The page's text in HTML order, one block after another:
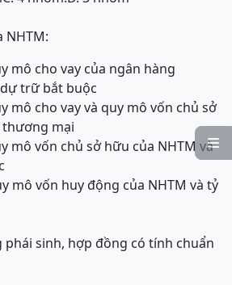

NHTM:
mô cho vay của ngân hàng
trữ bắt buộc
mô cho vay và quy mô vốn chủ sở
mại
mô vốn chủ sở hữu của NHTM và
mô vốn huy động của NHTM và tỷ
phái sinh, hợp đồng có tính chuẩn